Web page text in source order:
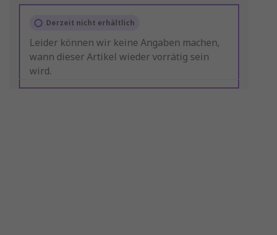
Derzeit nicht erhältlich
Leider können wir keine Angaben machen,
wann dieser Artikel wieder vorrätig sein
wird.